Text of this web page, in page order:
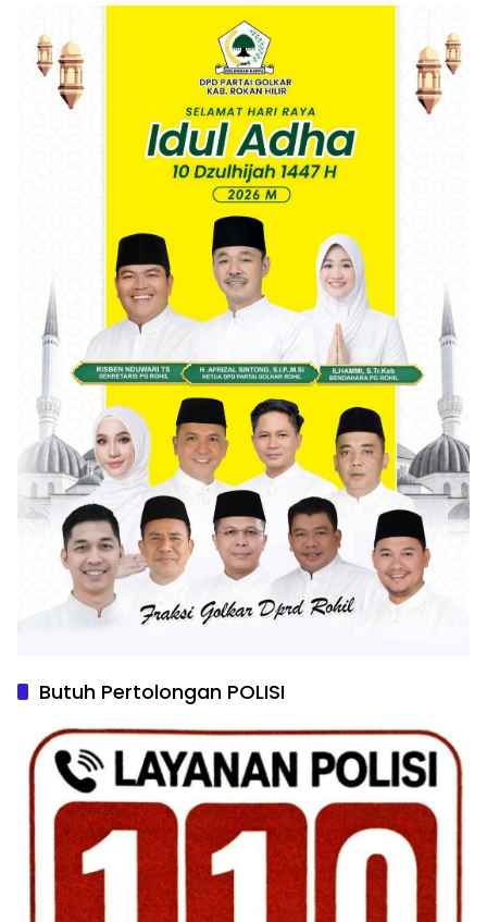
Butuh Pertolongan POLISI